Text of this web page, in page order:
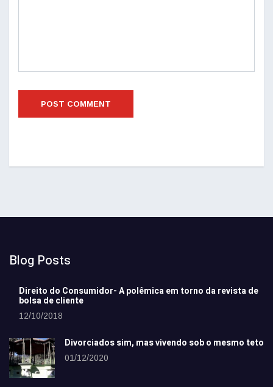
Blog Posts
Direito do Consumidor- A polêmica em torno da revista de
bolsa de cliente
12/10/2018
Divorciados sim, mas vivendo sob o mesmo teto
01/12/2020